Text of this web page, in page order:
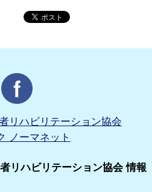
リハビリテーション協会
ノーマネット
リハビリテーション協会 情報